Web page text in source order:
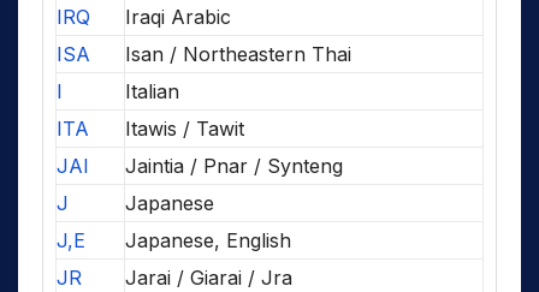
IRQ
Iraqi Arabic
ISA
Isan / Northeastern Thai
I
Italian
ITA
Itawis / Tawit
JAI
Jaintia / Pnar / Synteng
J
Japanese
J,E
Japanese, English
JR
Jarai / Giarai / Jra